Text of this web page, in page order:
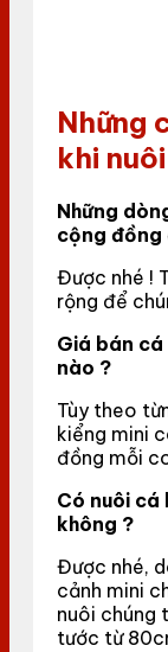
Những
khi
Những
cộng đồng
Được nhé !
rộng để
Giá bán cá
nào ?
Tùy theo
kiểng mini
đồng mỗi
Có nuôi cá
không ?
Được nhé,
cảnh mini
nuôi chúng
tước từ